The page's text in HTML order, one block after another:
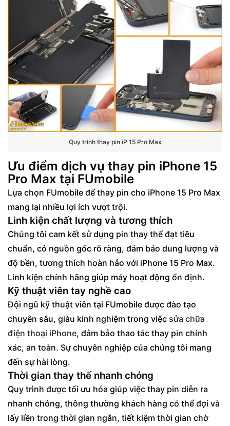
Quy trình thay pin iP 15 Pro Max
Ưu điểm dịch vụ thay pin iPhone 15
Pro Max tại FUmobile
Lựa chọn FUmobile để thay pin cho iPhone 15 Pro Max
mang lại nhiều lợi ích vượt trội.
Linh kiện chất lượng và tương thích
Chúng tôi cam kết sử dụng pin thay thế đạt tiêu
chuẩn, có nguồn gốc rõ ràng, đảm bảo dung lượng và
độ bền, tương thích hoàn hảo với iPhone 15 Pro Max.
Linh kiện chính hãng giúp máy hoạt động ổn định.
Kỹ thuật viên tay nghề cao
Đội ngũ kỹ thuật viên tại FUmobile được đào tạo
chuyên sâu, giàu kinh nghiệm trong việc sửa chữa
điện thoại iPhone, đảm bảo thao tác thay pin chính
xác, an toàn. Sự chuyên nghiệp của chúng tôi mang
đến sự hài lòng.
Thời gian thay thế nhanh chóng
Quy trình được tối ưu hóa giúp việc thay pin diễn ra
nhanh chóng, thông thường khách hàng có thể đợi và
lấy liền trong thời gian ngắn, tiết kiệm thời gian chờ